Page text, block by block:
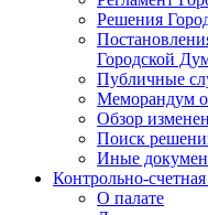
Решения
Городской
Публичные
Меморандум о
Обзор
Поиск
Иные
Контрольно-
О палате